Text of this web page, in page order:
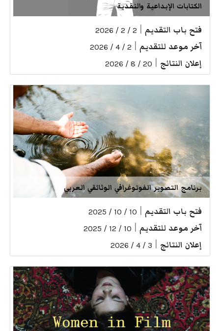
الكتابات الإبداعية والنقدية
فتح باب التقديم 2 / 2 / 2026
آخر موعد للتقديم 2 / 4 / 2026
إعلان النتائج 20 / 8 / 2026
برنامج التصوير الفوتوغرافي الوثائقي العربي
فتح باب التقديم 10 / 10 / 2025
آخر موعد للتقديم 10 / 12 / 2025
إعلان النتائج 3 / 4 / 2026